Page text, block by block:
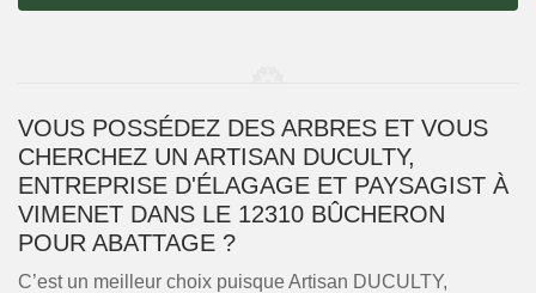
VOUS POSSÉDEZ DES ARBRES ET VOUS
CHERCHEZ UN ARTISAN DUCULTY,
ENTREPRISE D'ÉLAGAGE ET PAYSAGIST À
VIMENET DANS LE 12310 BÛCHERON
POUR ABATTAGE ?
C’est un meilleur choix puisque Artisan DUCULTY,